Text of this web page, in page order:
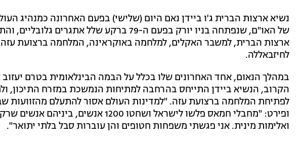
נשיא ארצות הברית ג'ו ביידן נאם היום (שלישי) בפעם האחרונה כמנהיג
של האו"ם, שנפתחה בניו יורק בפעם ה-79 ברקע שלל
ארצות הברית, למשבר האקלים, למלחמה באוקראינה, המלחמה ברצועת
לחיזבאללה.
במהלך הנאום, אחד האחרונים שלו בכלל על הבמה הבינלאומית בטרם
הקרוב, הנשיא ביידן התייחס בהרחבה למתיחות הנמשכת במזרח התיכון,
ופירט: "מחבלי חמאס פלשו לישראל ושחטו 1200
ואלימות מינית. אני פגשתי משפחות חטופים והן עוברות סבל בלתי יתואר".